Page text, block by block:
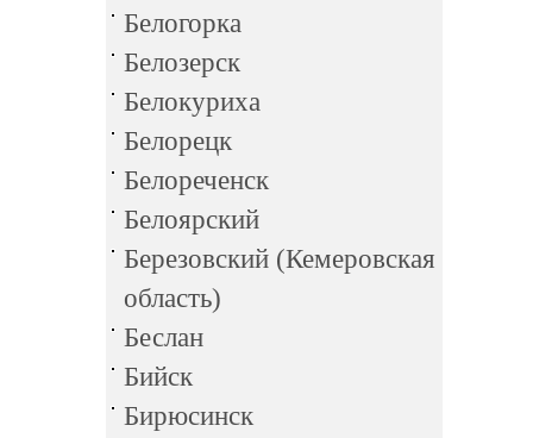
Белогорка
Белозерск
Белокуриха
Белорецк
Белореченск
Белоярский
Березовский (Кемеровская
область)
Беслан
Бийск
Бирюсинск